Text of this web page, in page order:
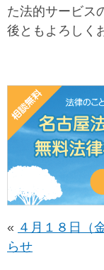
た法的サービス
後ともよろしく
« ４月１８日（
らせ